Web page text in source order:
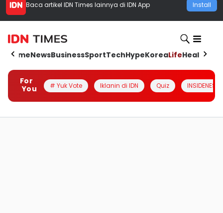
Baca artikel IDN Times lainnya di IDN App Install
HomeNewsBusinessSportTechHypeKoreaLifeHealth
For
You
# Yuk Vote Iklanin di IDN Quiz INSIDENESIA